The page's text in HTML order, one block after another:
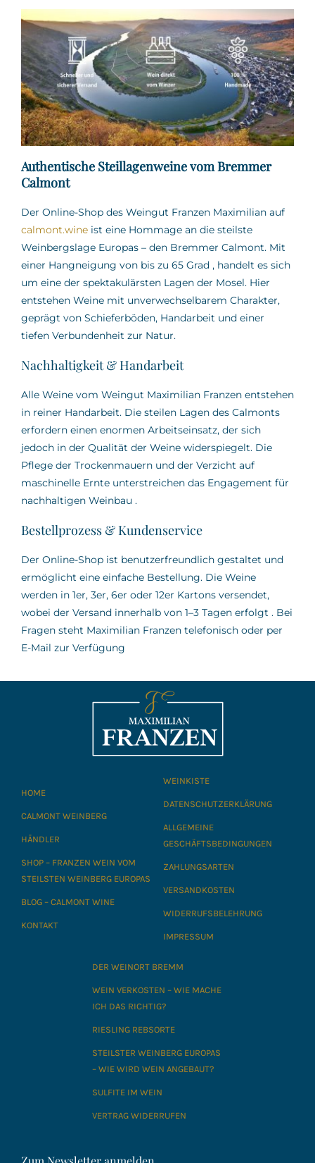
Authentische Steillagenweine vom Bremmer
Calmont
Der Online-Shop des Weingut Franzen Maximilian auf
calmont.wineist eine Hommage an die steilste
Weinbergslage Europas – den Bremmer Calmont. Mit
einer Hangneigung von bis zu 65 Grad , handelt es sich
um eine der spektakulärsten Lagen der Mosel. Hier
entstehen Weine mit unverwechselbarem Charakter,
geprägt von Schieferböden, Handarbeit und einer
tiefen Verbundenheit zur Natur.
Nachhaltigkeit & Handarbeit
Alle Weine vom Weingut Maximilian Franzen entstehen
in reiner Handarbeit. Die steilen Lagen des Calmonts
erfordern einen enormen Arbeitseinsatz, der sich
jedoch in der Qualität der Weine widerspiegelt. Die
Pflege der Trockenmauern und der Verzicht auf
maschinelle Ernte unterstreichen das Engagement für
nachhaltigen Weinbau .
Bestellprozess & Kundenservice
Der Online-Shop ist benutzerfreundlich gestaltet und
ermöglicht eine einfache Bestellung. Die Weine
werden in 1er, 3er, 6er oder 12er Kartons versendet,
wobei der Versand innerhalb von 1–3 Tagen erfolgt . Bei
Fragen steht Maximilian Franzen telefonisch oder per
E-Mail zur Verfügung
HOME
CALMONT WEINBERG
HÄNDLER
SHOP – FRANZEN WEIN VOM
STEILSTEN WEINBERG EUROPAS
BLOG – CALMONT WINE
KONTAKT
WEINKISTE
DATENSCHUTZERKLÄRUNG
ALLGEMEINE
GESCHÄFTSBEDINGUNGEN
ZAHLUNGSARTEN
VERSANDKOSTEN
WIDERRUFSBELEHRUNG
IMPRESSUM
DER WEINORT BREMM
WEIN VERKOSTEN – WIE MACHE
ICH DAS RICHTIG?
RIESLING REBSORTE
STEILSTER WEINBERG EUROPAS
– WIE WIRD WEIN ANGEBAUT?
SULFITE IM WEIN
VERTRAG WIDERRUFEN